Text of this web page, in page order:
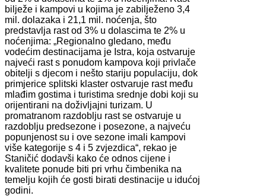
bilježe i kampovi u kojima je zabilježeno 3,4
mil. dolazaka i 21,1 mil. noćenja, što
predstavlja rast od 3% u dolascima te 2% u
noćenjima: „Regionalno gledano, među
vodećim destinacijama je Istra, koja ostvaruje
najveći rast s ponudom kampova koji privlače
obitelji s djecom i nešto stariju populaciju, dok
primjerice splitski klaster ostvaruje rast među
mlađim gostima i turistima srednje dobi koji su
orijentirani na doživljajni turizam. U
promatranom razdoblju rast se ostvaruje u
razdoblju predsezone i posezone, a najveću
popunjenost su i ove sezone imali kampovi
više kategorije s 4 i 5 zvjezdica“, rekao je
Staničić dodavši kako će odnos cijene i
kvalitete ponude biti pri vrhu čimbenika na
temelju kojih će gosti birati destinacije u idućoj
godini.